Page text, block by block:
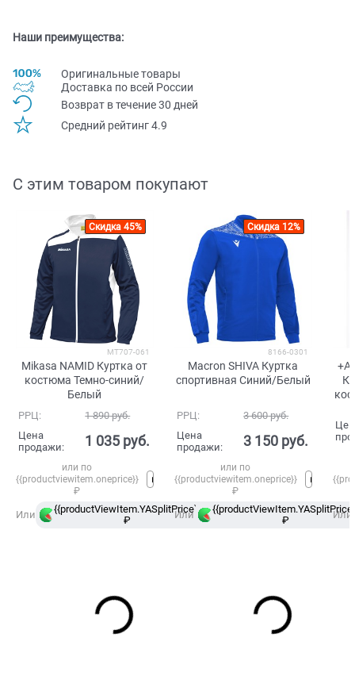
Наши преимущества:
Оригинальные товары
Доставка по всей Pоссии
Возврат в течение 30 дней
Средний рейтинг 4.9
С этим товаром покупают
Скидка 45%
MT707-061
Mikasa NAMID Куртка от
костюма Темно-синий/
Белый
РРЦ: 1 890 руб.
Цена
продажи:
1 035 руб.
или по
{{productviewitem.oneprice}}
₽
Или
{{productViewItem.YASplitPrice}}
₽
в
Сплит
Скидка 12%
8166-0301
Macron SHIVA Куртка
спортивная Синий/Белый
РРЦ: 3 600 руб.
Цена
продажи:
3 150 руб.
или по
{{productviewitem.oneprice}}
₽
Или
₽
Или